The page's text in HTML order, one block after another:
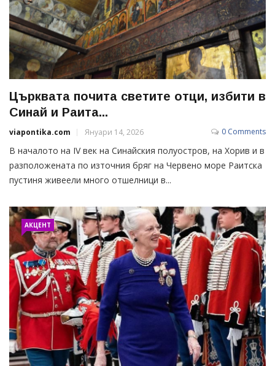
Църквата почита светите отци, избити в
Синай и Раита...
viapontika.com Януари 14, 2026 0 Comments
В началото на ІV век на Синайския полуостров, на Хорив и в
разположената по източния бряг на Червено море Раитска
пустиня живеели много отшелници в...
АКЦЕНТ